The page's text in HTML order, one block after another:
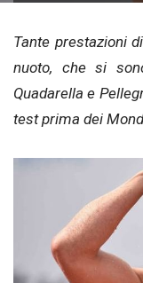
Tante prestazioni
nuoto, che si
Quadarella e
test prima dei